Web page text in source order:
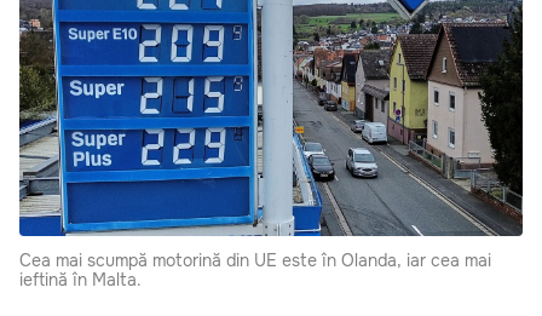
Cea mai scumpă motorină din UE este în Olanda, iar cea mai
ieftină în Malta.